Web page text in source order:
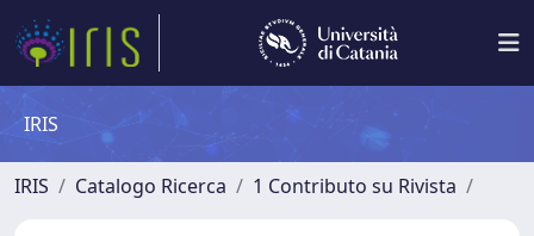
IRIS
IRIS Catalogo Ricerca 1 Contributo su Rivista